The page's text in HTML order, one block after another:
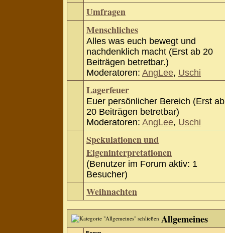
Umfragen
Menschliches
Alles was euch bewegt und
nachdenklich macht (Erst ab 20
Beiträgen betretbar.)
Moderatoren: AngLee, Uschi
Lagerfeuer
Euer persönlicher Bereich (Erst ab
20 Beiträgen betretbar)
Moderatoren: AngLee, Uschi
Spekulationen und
Eigeninterpretationen
(Benutzer im Forum aktiv: 1
Besucher)
Weihnachten
Allgemeines